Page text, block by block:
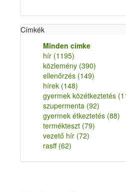
Címkék
Minden címke
hír (1195)
közlemény (390)
ellenőrzés (149)
hírek (148)
gyermek közétkeztetés
szupermenta (92)
gyermek étkeztetés (88)
termékteszt (79)
vezető hír (72)
rasff (62)